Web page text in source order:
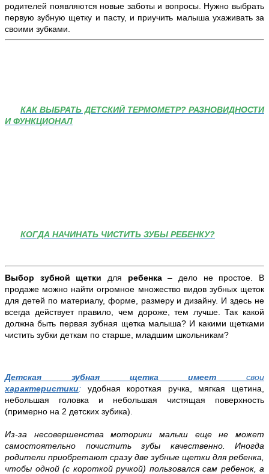
родителей появляются новые заботы и вопросы. Нужно выбрать
первую зубную щетку и пасту, и приучить малыша ухаживать за
своими зубками.
КАК ВЫБРАТЬ ДЕТСКИЙ ТЕРМОМЕТР? РАЗНОВИДНОСТИ
И ФУНКЦИОНАЛ
КОГДА НАЧИНАТЬ ЧИСТИТЬ ЗУБЫ РЕБЕНКУ?
Выбор зубной щетки для ребенка– дело не простое. В
продаже можно найти огромное множество видов зубных щеток
для детей по материалу, форме, размеру и дизайну. И здесь не
всегда действует правило, чем дороже, тем лучше. Так какой
должна быть первая зубная щетка малыша? И какими щетками
чистить зубки деткам по старше, младшим школьникам?
Детская зубная щетка имеет свои
характеристики: удобная короткая ручка, мягкая щетина,
небольшая головка и небольшая чистящая поверхность
(примерно на 2 детских зубика).
Из-за несовершенства моторики малыш еще не может
самостоятельно почистить зубы качественно. Иногда
родители приобретают сразу две зубные щетки для ребенка,
чтобы одной (с короткой ручкой) пользовался сам ребенок, а